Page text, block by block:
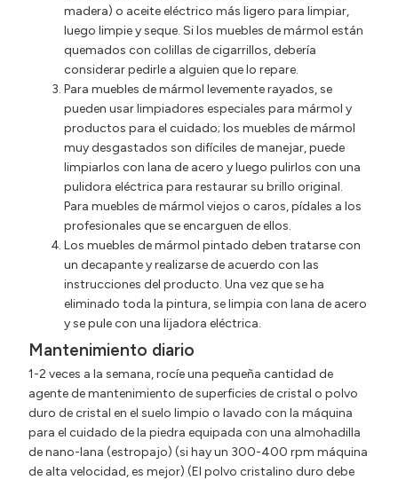
madera) o aceite eléctrico más ligero para limpiar,
luego limpie y seque. Si los muebles de mármol están
quemados con colillas de cigarrillos, debería
considerar pedirle a alguien que lo repare.
Para muebles de mármol levemente rayados, se
pueden usar limpiadores especiales para mármol y
productos para el cuidado; los muebles de mármol
muy desgastados son difíciles de manejar, puede
limpiarlos con lana de acero y luego pulirlos con una
pulidora eléctrica para restaurar su brillo original.
Para muebles de mármol viejos o caros, pídales a los
profesionales que se encarguen de ellos.
Los muebles de mármol pintado deben tratarse con
un decapante y realizarse de acuerdo con las
instrucciones del producto. Una vez que se ha
eliminado toda la pintura, se limpia con lana de acero
y se pule con una lijadora eléctrica.
Mantenimiento diario
1-2 veces a la semana, rocíe una pequeña cantidad de
agente de mantenimiento de superficies de cristal o polvo
duro de cristal en el suelo limpio o lavado con la máquina
para el cuidado de la piedra equipada con una almohadilla
de nano-lana (estropajo) (si hay un 300-400 rpm máquina
de alta velocidad, es mejor) (El polvo cristalino duro debe